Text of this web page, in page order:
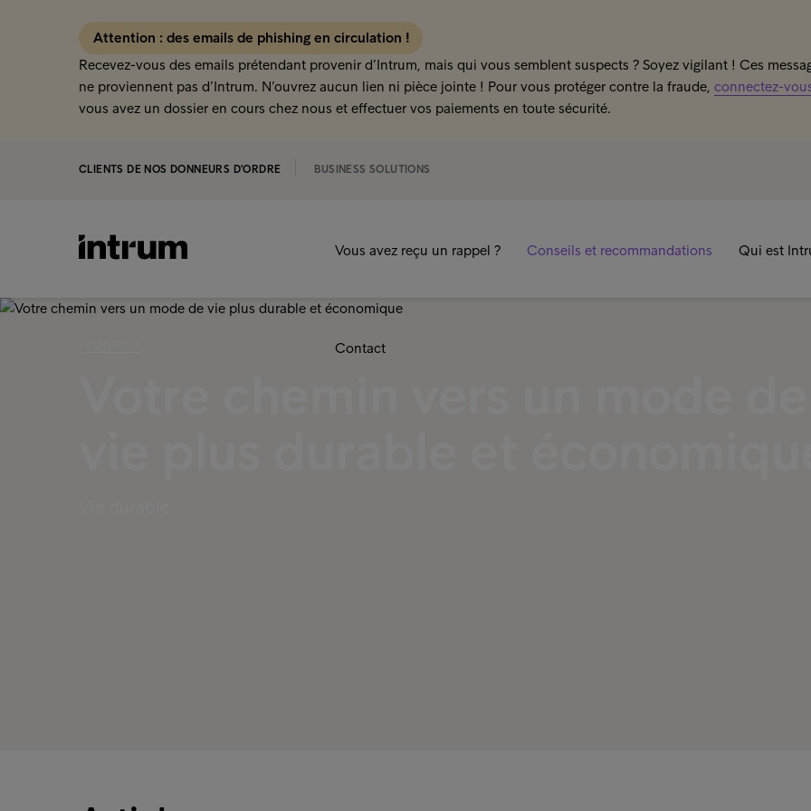
Attention : des emails de phishing en circulation !
Recevez-vous des emails prétendant provenir d’Intrum, mais qui vous semblent suspects ? Soyez vigilant ! Ces
ne proviennent pas d’Intrum. N’ouvrez aucun lien ni pièce jointe ! Pour vous protéger contre la fraude, connectez-
vous avez un dossier en cours chez nous et effectuer vos paiements en toute sécurité.
CLIENTS DE NOS DONNEURS D'ORDRE BUSINESS SOLUTIONS
Vous avez reçu un rappel ? Conseils et recommandations Qui est
Contact